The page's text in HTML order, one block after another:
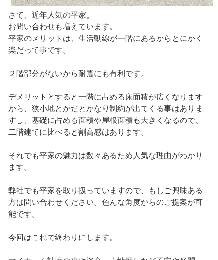
さて、近年人気の平家。
お問い合わせも増えています。
平家のメリットは、生活動線が一階にあるからとにかく
楽だって事です。
２階部分がないから耐震にも有利です。
デメリットとすると一階に占める床面積が広くなります
から、狭小地とかだとかなり制約が出てくる事はありま
すし、基礎に占める面積や屋根面積も大きくなるので、
二階建てに比べると割高感はあります。
それでも平家の魅力は数々あるため人気な理由がわかり
ます。
弊社でも平家を取り扱っていますので、もしご興味ある
方は問い合わせください。色んな角度からのご提案が可
能です。
今回はこれで終わりにします。